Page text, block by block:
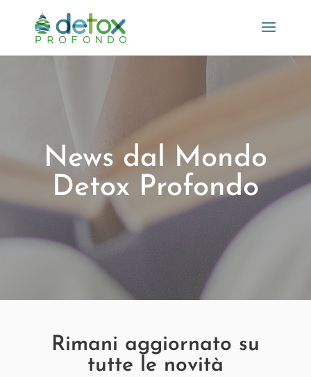
News dal Mondo
Detox Profondo
Rimani aggiornato su
tutte le novità